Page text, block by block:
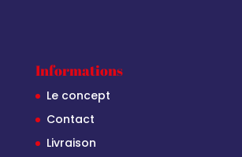
Informations
Le concept
Contact
Livraison